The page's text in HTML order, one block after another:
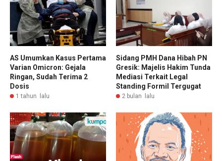
AS Umumkan Kasus Pertama
Varian Omicron: Gejala
Ringan, Sudah Terima 2
Dosis
1 tahun lalu
Sidang PMH Dana Hibah PN
Gresik: Majelis Hakim Tunda
Mediasi Terkait Legal
Standing Formil Tergugat
2 bulan lalu